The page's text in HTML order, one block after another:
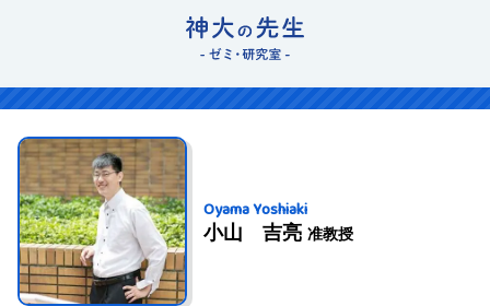
Oyama Yoshiaki
小山 吉亮 准教授